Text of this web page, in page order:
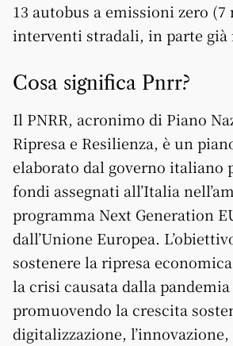
13 autobus a emissioni zero
interventi stradali, in parte già
Cosa significa Pnrr?
Il PNRR, acronimo di Piano
Ripresa e Resilienza, è un
elaborato dal governo italiano
fondi assegnati all’Italia
programma Next Generation
dall’Unione Europea.
sostenere la ripresa
la crisi causata dalla pandemia
promuovendo la crescita
digitalizzazione,